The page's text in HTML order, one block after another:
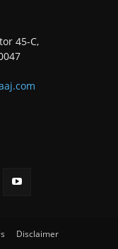
45-C,
Disclaimer